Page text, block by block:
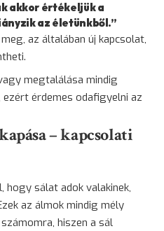
akkor értékeljük a
az életünkből.”
az általában új kapcsolat,
megtalálása mindig
érdemes odafigyelni az
– kapcsolati
sálat adok valakinek,
az álmok mindig mély
hiszen a sál